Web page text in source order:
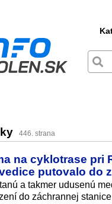
446. strana
na cyklotrase pri
putovalo do
a takmer udusenú
do záchrannej